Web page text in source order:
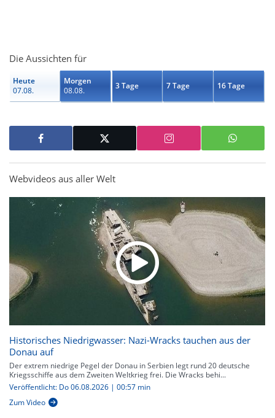
Die Aussichten für
Heute
07.08.
Morgen
08.08.
3 Tage 7 Tage 16 Tage
Webvideos aus aller Welt
Historisches Niedrigwasser: Nazi-Wracks tauchen aus der
Donau auf
Der extrem niedrige Pegel der Donau in Serbien legt rund 20 deutsche
Kriegsschiffe aus dem Zweiten Weltkrieg frei. Die Wracks behi...
Veröffentlicht: Do 06.08.2026 | 00:57 min
Zum Video